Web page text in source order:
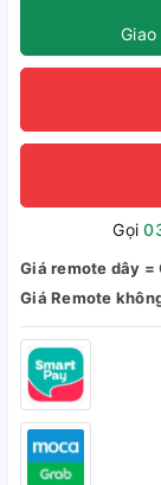
Gọi
Giá remote dây =
Giá Remote